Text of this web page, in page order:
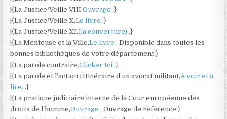
|{La Justice/Veille VIII,Ouvrage.}
|{La Justice/Veille X,Le livre.}
|{La Justice/Veille XI,(la couverture).}
|{La Menteuse et la Ville,Le livre. Disponible dans toutes les
bonnes bibliothèques de votre département.}
|{La parole contraire,Clicker Ici.}
|{La parole et l’action : Itinéraire d’un avocat militant,A voir et à
lire..}
|{La pratique judiciaire interne de la Cour européenne des
droits de l’homme,Ouvrage. Ouvrage de référence.}